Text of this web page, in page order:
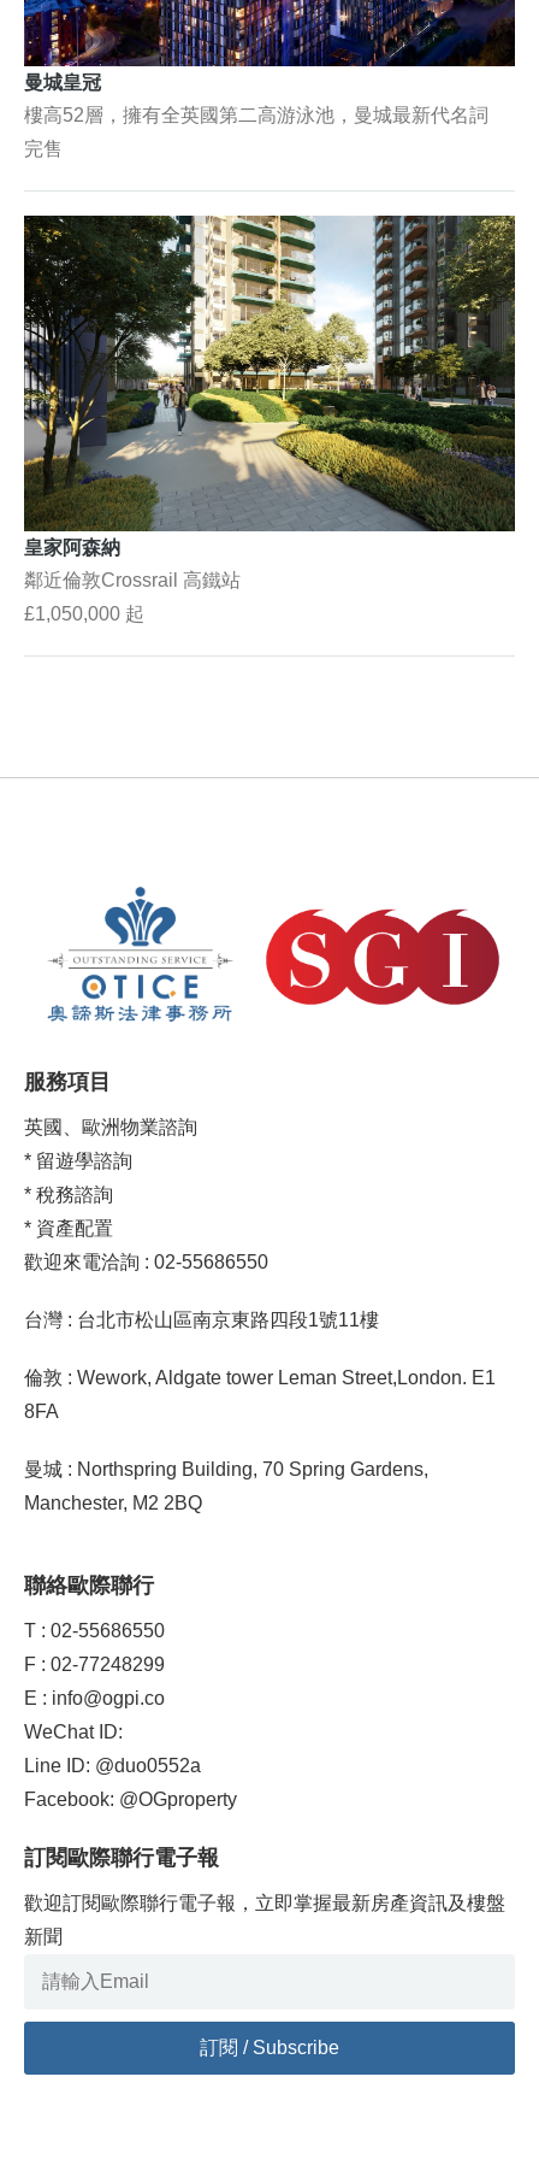
曼城皇冠
樓高52層，擁有全英國第二高游泳池，曼城最新代名詞
完售
皇家阿森納
鄰近倫敦Crossrail 高鐵站
£1,050,000 起
服務項目
英國、歐洲物業諮詢
* 留遊學諮詢
* 稅務諮詢
* 資產配置
歡迎來電洽詢 : 02-55686550
台灣 : 台北市松山區南京東路四段1號11樓
倫敦 : Wework, Aldgate tower Leman Street,London. E1
8FA
曼城 : Northspring Building, 70 Spring Gardens,
Manchester, M2 2BQ
聯絡歐際聯行
T : 02-55686550
F : 02-77248299
E : info@ogpi.co
WeChat ID:
Line ID: @duo0552a
Facebook: @OGproperty
訂閱歐際聯行電子報
歡迎訂閱歐際聯行電子報，立即掌握最新房產資訊及樓盤
新聞